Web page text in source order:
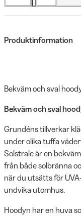
Produktinformation
Bekväm och sval
Bekväm och sval
Grundéns tillverkar
under olika tuffa
Solstrale är en
från både solbränna
när du utsätts för
undvika utomhus.
Hoodyn har en huva